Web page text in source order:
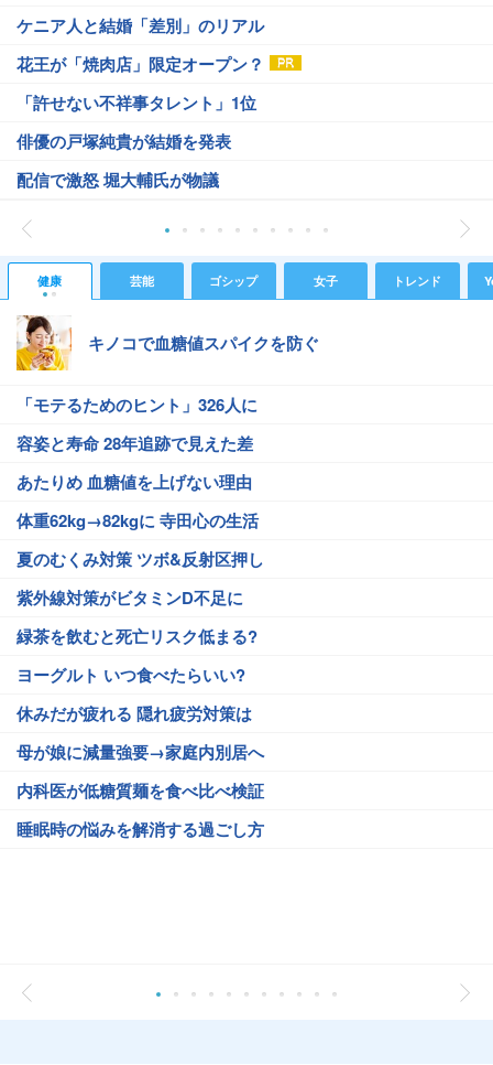
ケニア人と結婚「差別」のリアル
花王が「焼肉店」限定オープン？
「許せない不祥事タレント」1位
俳優の戸塚純貴が結婚を発表
配信で激怒 堀大輔氏が物議
健康 芸能 ゴシップ 女子 トレンド
キノコで血糖値スパイクを防ぐ
「モテるためのヒント」326人に
容姿と寿命 28年追跡で見えた差
あたりめ 血糖値を上げない理由
体重62kg→82kgに 寺田心の生活
夏のむくみ対策 ツボ&反射区押し
紫外線対策がビタミンD不足に
緑茶を飲むと死亡リスク低まる?
ヨーグルト いつ食べたらいい?
休みだが疲れる 隠れ疲労対策は
母が娘に減量強要→家庭内別居へ
内科医が低糖質麺を食べ比べ検証
睡眠時の悩みを解消する過ごし方